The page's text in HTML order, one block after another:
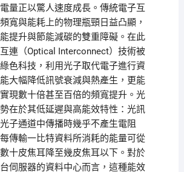
量正以驚人速度成長。傳統電子互
寬與能耗上的物理瓶頸日益凸顯，
提升與節能減碳的雙重障礙。在此
連（Optical Interconnect）技術被
色科技，利用光子取代電子進行資
大幅降低訊號衰減與熱產生，更能
現數十倍甚至百倍的頻寬提升。光
在於其低延遲與高能效特性：光訊
子通道中傳播時幾乎不產生電阻
傳輸一比特資料所消耗的能量可從
十皮焦耳降至幾皮焦耳以下。對於
伺服器的資料中心而言，這種能效